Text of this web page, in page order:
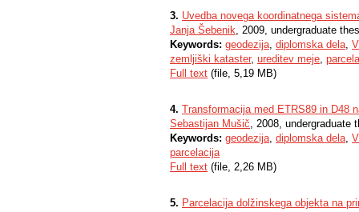
3. Uvedba novega koordinatnega
Janja Šebenik, 2009, undergraduate
Keywords: geodezija, diplomska dela,
zemljiški kataster, ureditev meje,
Full text (file, 5,19 MB)
4. Transformacija med ETRS89 in D48
Sebastijan Mušič, 2008, undergraduate
Keywords: geodezija, diplomska dela,
parcelacija
Full text (file, 2,26 MB)
5. Parcelacija dolžinskega objekta na